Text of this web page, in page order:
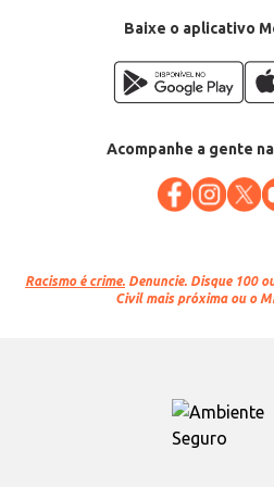
Baixe o aplicativo
Acompanhe a gente
Racismo é crime. Denuncie. Disque 100
Civil mais próxima ou o